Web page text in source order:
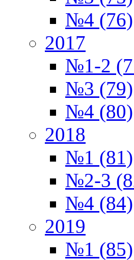
№4 (76)
2017
№1-2
№3 (79)
№4 (80)
2018
№1 (81)
№2-3
№4 (84)
2019
№1 (85)